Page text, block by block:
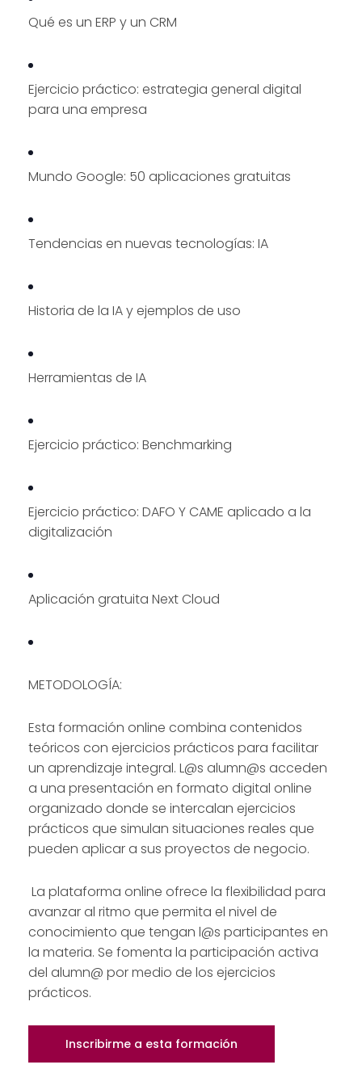
Qué es un ERP y un CRM
Ejercicio práctico: estrategia general digital
para una empresa
Mundo Google: 50 aplicaciones gratuitas
Tendencias en nuevas tecnologías: IA
Historia de la IA y ejemplos de uso
Herramientas de IA
Ejercicio práctico: Benchmarking
Ejercicio práctico: DAFO Y CAME aplicado a la
digitalización
Aplicación gratuita Next Cloud
METODOLOGÍA:
Esta formación online combina contenidos
teóricos con ejercicios prácticos para facilitar
un aprendizaje integral. L@s alumn@s acceden
a una presentación en formato digital online
organizado donde se intercalan ejercicios
prácticos que simulan situaciones reales que
pueden aplicar a sus proyectos de negocio.
La plataforma online ofrece la flexibilidad para
avanzar al ritmo que permita el nivel de
conocimiento que tengan l@s participantes en
la materia. Se fomenta la participación activa
del alumn@ por medio de los ejercicios
prácticos.
Inscribirme a esta formación